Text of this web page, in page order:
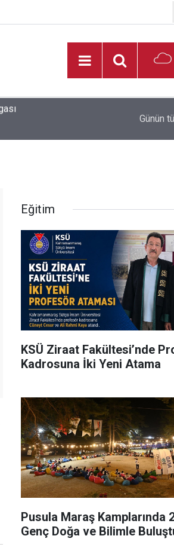
TSYD Günün
Eğitim
KSÜ Ziraat Fakültesi’nde
Kadrosuna İki Yeni Atama
Pusula Maraş Kamplarında
Genç Doğa ve Bilimle